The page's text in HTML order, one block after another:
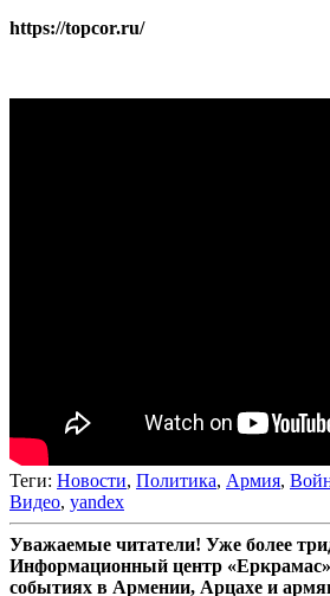
https://topcor.ru/
Теги: Новости, Политика, Армия,
Видео, yandex
Уважаемые читатели! Уже более
Информационный центр «Еркрамас»
событиях в Армении, Арцахе и